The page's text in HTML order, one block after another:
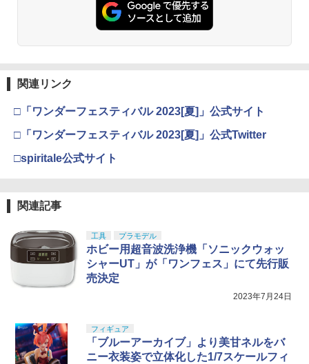
関連リンク
□「ワンダーフェスティバル 2023[夏]」公式サイト
□「ワンダーフェスティバル 2023[夏]」公式Twitter
□spiritale公式サイト
関連記事
工具 プラモデル
ホビー用超音波洗浄機「ソニックウォッ
シャーUT」が「ワンフェス」にて先行販
売決定
2023年7月24日
フィギュア
「ブルーアーカイブ」より美甘ネルをバ
ニー衣装姿で立体化した1/7スケールフィ